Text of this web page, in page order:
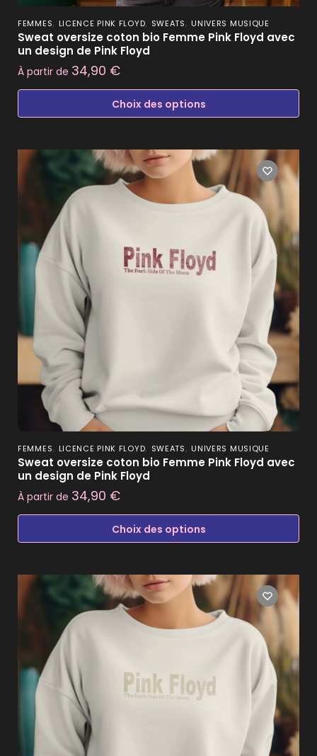
FEMMES, LICENCE PINK FLOYD, SWEATS, UNIVERS MUSIQUE
Sweat oversize coton bio Femme Pink Floyd avec
un design de Pink Floyd
À partir de 34,90 €
Choix des options
FEMMES, LICENCE PINK FLOYD, SWEATS, UNIVERS MUSIQUE
Sweat oversize coton bio Femme Pink Floyd avec
un design de Pink Floyd
À partir de 34,90 €
Choix des options